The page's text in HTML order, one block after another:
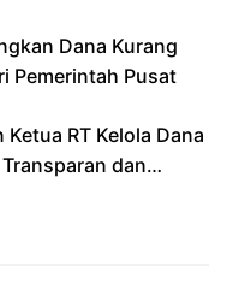
Dana Kurang
Pemerintah Pusat
RT Kelola Dana
dan